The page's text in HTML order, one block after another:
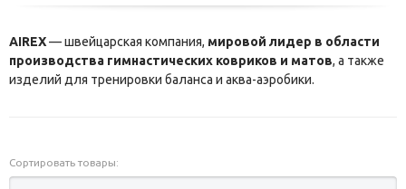
AIREX— швейцарская компания, мировой лидер в области
производства гимнастических ковриков и матов, а также
изделий для тренировки баланса и аква-аэробики.
Сортировать товары: